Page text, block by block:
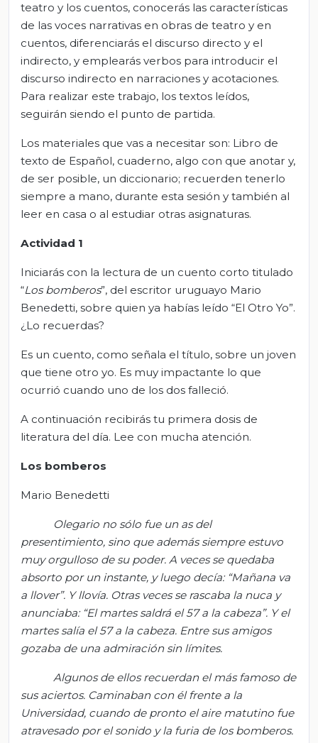
teatro y los cuentos, conocerás las características
de las voces narrativas en obras de teatro y en
cuentos, diferenciarás el discurso directo y el
indirecto, y emplearás verbos para introducir el
discurso indirecto en narraciones y acotaciones.
Para realizar este trabajo, los textos leídos,
seguirán siendo el punto de partida.
Los materiales que vas a necesitar son: Libro de
texto de Español, cuaderno, algo con que anotar y,
de ser posible, un diccionario; recuerden tenerlo
siempre a mano, durante esta sesión y también al
leer en casa o al estudiar otras asignaturas.
Actividad 1
Iniciarás con la lectura de un cuento corto titulado
“Los bomberos”, del escritor uruguayo Mario
Benedetti, sobre quien ya habías leído “El Otro Yo”.
¿Lo recuerdas?
Es un cuento, como señala el título, sobre un joven
que tiene otro yo. Es muy impactante lo que
ocurrió cuando uno de los dos falleció.
A continuación recibirás tu primera dosis de
literatura del día. Lee con mucha atención.
Los bomberos
Mario Benedetti
Olegario no sólo fue un as del
presentimiento, sino que además siempre estuvo
muy orgulloso de su poder. A veces se quedaba
absorto por un instante, y luego decía: “Mañana va
a llover”. Y llovía. Otras veces se rascaba la nuca y
anunciaba: “El martes saldrá el 57 a la cabeza”. Y el
martes salía el 57 a la cabeza. Entre sus amigos
gozaba de una admiración sin límites.
Algunos de ellos recuerdan el más famoso de
sus aciertos. Caminaban con él frente a la
Universidad, cuando de pronto el aire matutino fue
atravesado por el sonido y la furia de los bomberos.